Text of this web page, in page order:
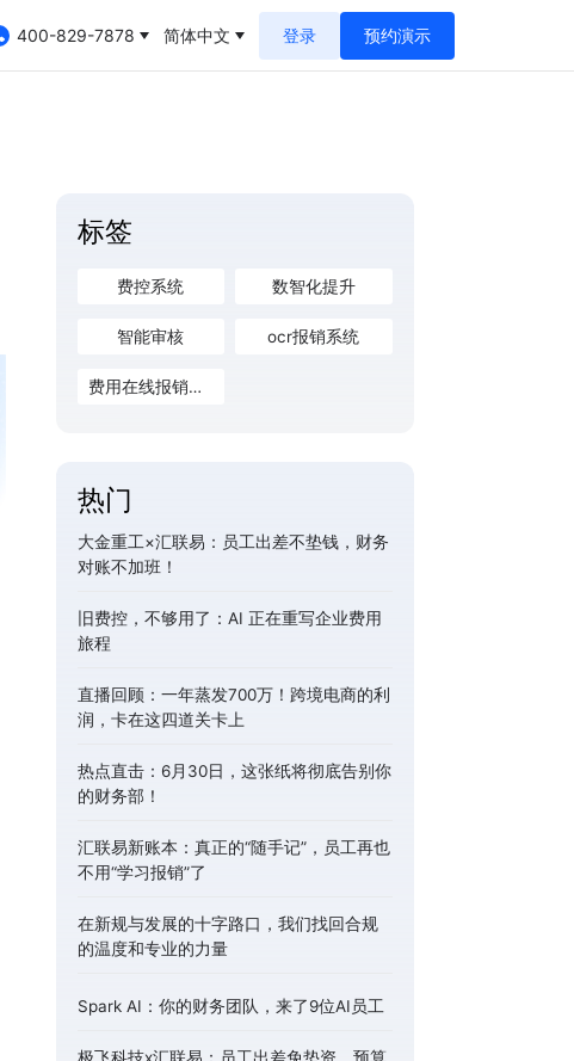
400-829-7878 简体中文 登录 预约演示
标签
费控系统 数智化提升
智能审核 ocr报销系统
费用在线报销系统
热门
大金重工×汇联易：员工出差不垫钱，财务
对账不加班！
旧费控，不够用了：AI 正在重写企业费用
旅程
直播回顾：一年蒸发700万！跨境电商的利
润，卡在这四道关卡上
热点直击：6月30日，这张纸将彻底告别你
的财务部！
汇联易新账本：真正的“随手记”，员工再也
不用“学习报销”了
在新规与发展的十字路口，我们找回合规
的温度和专业的力量
Spark AI：你的财务团队，来了9位AI员工